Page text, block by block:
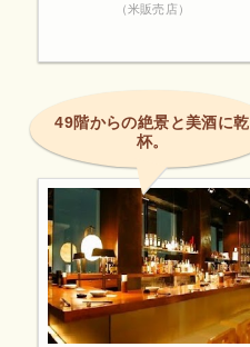
（米販売店）
49階からの絶景と美酒に乾
杯。